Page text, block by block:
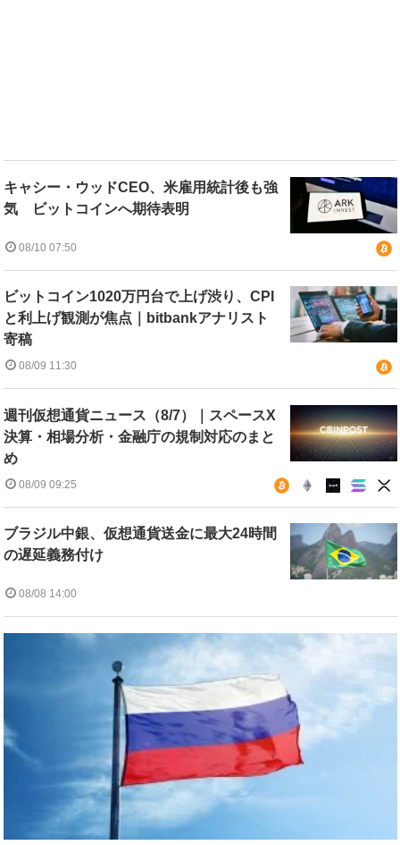
キャシー・ウッドCEO、米雇用統計後も強
気 ビットコインへ期待表明
08/10 07:50
ビットコイン1020万円台で上げ渋り、CPI
と利上げ観測が焦点｜bitbankアナリスト
寄稿
08/09 11:30
週刊仮想通貨ニュース（8/7）｜スペースX
決算・相場分析・金融庁の規制対応のまと
め
08/09 09:25
ブラジル中銀、仮想通貨送金に最大24時間
の遅延義務付け
08/08 14:00